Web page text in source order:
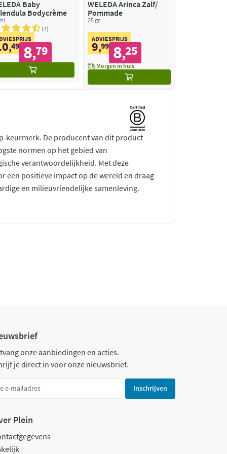
Baby
Bodycrème
7
,49 8,79
WELEDA Arinca Zalf/
Pommade
25 gr
ADVIESPRIJS
9,99 8,25
Morgen in huis
keurmerk. De producent van dit product
normen op het gebied van
verantwoordelijkheid. Met deze
een positieve impact op de wereld en draag
en milieuvriendelijke samenleving.
onze aanbiedingen en acties.
je direct in voor onze nieuwsbrief.
Inschrijven
Plein